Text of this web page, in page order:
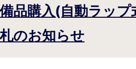
品購入(自動ラッ
のお知らせ